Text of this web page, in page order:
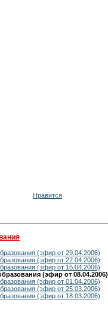
Нравится
(эфир от 29.04.2006)
(эфир от 22.04.2006)
(эфир от 15.04.2006)
(эфир от 08.04.2006)
(эфир от 01.04.2006)
(эфир от 25.03.2006)
(эфир от 18.03.2006)